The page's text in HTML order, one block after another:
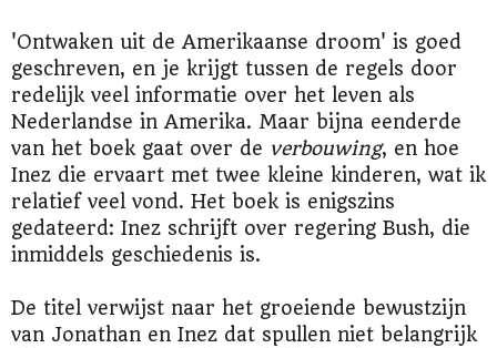
'Ontwaken uit de Amerikaanse droom' is goed
geschreven, en je krijgt tussen de regels door
redelijk veel informatie over het leven als
Nederlandse in Amerika. Maar bijna eenderde
van het boek gaat over de verbouwing, en hoe
Inez die ervaart met twee kleine kinderen, wat ik
relatief veel vond. Het boek is enigszins
gedateerd: Inez schrijft over regering Bush, die
inmiddels geschiedenis is.
De titel verwijst naar het groeiende bewustzijn
van Jonathan en Inez dat spullen niet belangrijk